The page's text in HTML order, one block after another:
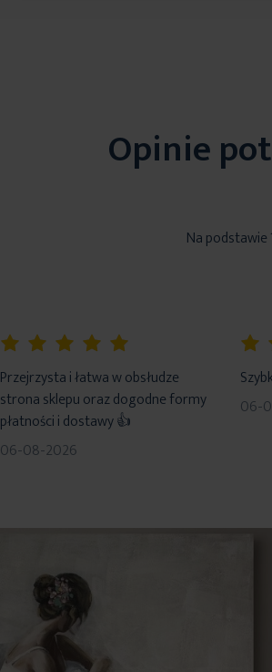
Opinie
Na
Przejrzysta i łatwa w obsłudze
strona sklepu oraz dogodne formy
płatności i dostawy 👍
06-08-2026
06-